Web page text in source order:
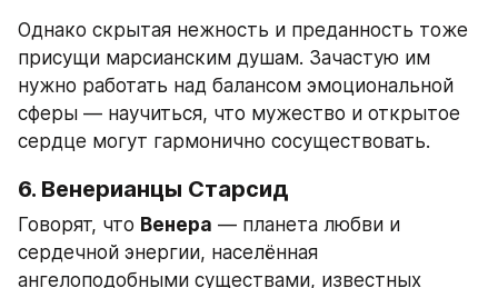
Однако скрытая нежность и преданность тоже
присущи марсианским душам. Зачастую им
нужно работать над балансом эмоциональной
сферы — научиться, что мужество и открытое
сердце могут гармонично сосуществовать.
6. Венерианцы Старсид
Говорят, что Венера — планета любви и
сердечной энергии, населённая
ангелоподобными существами, известных